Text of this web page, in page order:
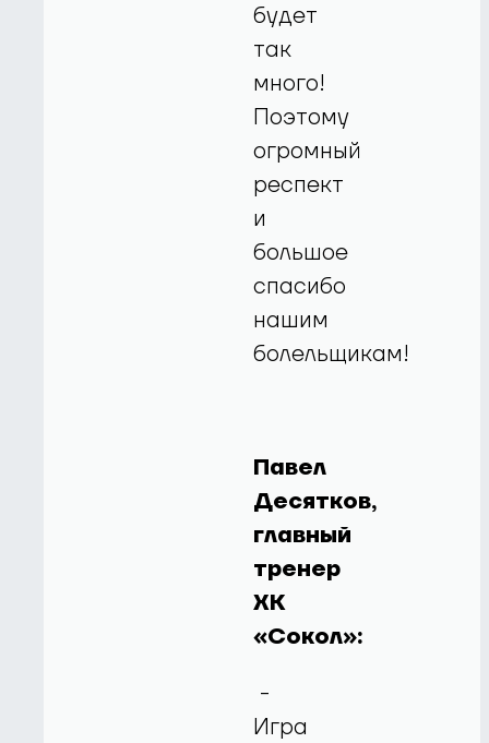
будет
так
много!
Поэтому
огромный
респект
и
большое
спасибо
нашим
болельщикам!
Павел
Десятков,
главный
тренер
ХК
«Сокол»:
-
Игра